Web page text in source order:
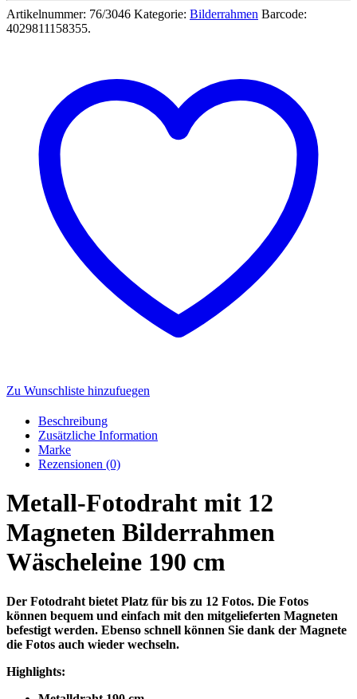
12
Magneten
Menge
Artikelnummer: 76/3046 Kategorie: Bilderrahmen Barcode:
4029811158355.
Zu Wunschliste hinzufuegen
Beschreibung
Zusätzliche Information
Marke
Rezensionen (0)
Metall-Fotodraht mit 12
Magneten Bilderrahmen
Wäscheleine 190 cm
Der Fotodraht bietet Platz für bis zu 12 Fotos. Die Fotos
können bequem und einfach mit den mitgelieferten Magneten
befestigt werden. Ebenso schnell können Sie dank der Magnete
die Fotos auch wieder wechseln.
Highlights: